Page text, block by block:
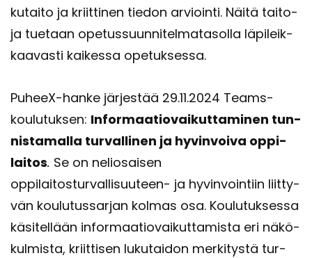
ku­tai­to ja kriit­ti­nen tie­don ar­vioin­ti. Näitä tai­to­
ja tue­taan ope­tus­suun­ni­tel­ma­ta­sol­la lä­pi­leik­
kaa­vas­ti kai­kes­sa ope­tuk­ses­sa.
PuheeX-​hanke jär­jes­tää 29.11.2024 Teams-​
koulutuksen: In­for­maa­tio­vai­kut­ta­mi­nen tun­
nis­ta­mal­la tur­val­li­nen ja hy­vin­voi­va op­pi­
lai­tos. Se on ne­lio­sai­sen
oppilaitosturvallisuuteen-​ ja hy­vin­voin­tiin liit­ty­
vän kou­lu­tus­sar­jan kol­mas osa. Kou­lu­tuk­ses­sa
kä­si­tel­lään in­for­maa­tio­vai­kut­ta­mis­ta eri nä­kö­
kul­mis­ta, kriit­ti­sen lu­ku­tai­don mer­ki­tys­tä tur­